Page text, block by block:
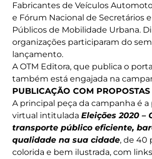
Fabricantes de Veículos
e Fórum Nacional de Secretários
Públicos de Mobilidade Urbana.
organizações participaram do
lançamento.
A OTM Editora, que publica o
também está engajada na
PUBLICAÇÃO COM PROPOSTAS
A principal peça da campanha é
virtual intitulada Eleições 2020 –
transporte público eficiente,
qualidade na sua cidade, de 40
colorida e bem ilustrada, com